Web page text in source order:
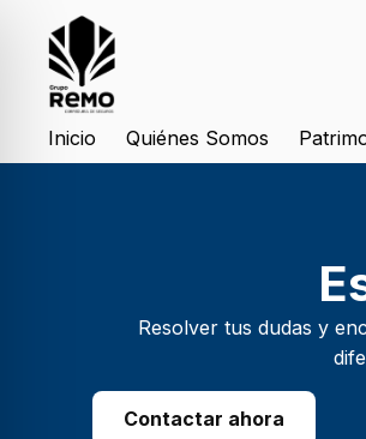
Inicio Quiénes Somos
Resolver tus dudas y
Contactar ahora